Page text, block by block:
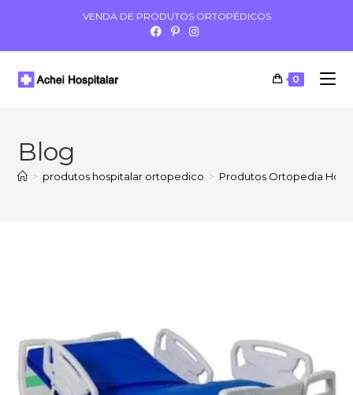
VENDA DE PRODUTOS ORTOPÉDICOS
0
Blog
> produtos hospitalar ortopedico > Produtos Ortopedia